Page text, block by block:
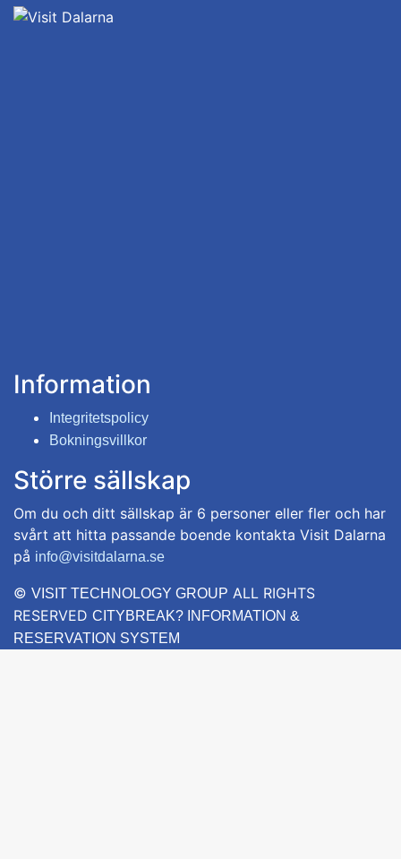
Information
Integritetspolicy
Bokningsvillkor
Större sällskap
Om du och ditt sällskap är 6 personer eller fler och har
svårt att hitta passande boende kontakta Visit Dalarna
på info@visitdalarna.se
© VISIT TECHNOLOGY GROUP ALL RIGHTS
RESERVED CITYBREAK? INFORMATION &
RESERVATION SYSTEM